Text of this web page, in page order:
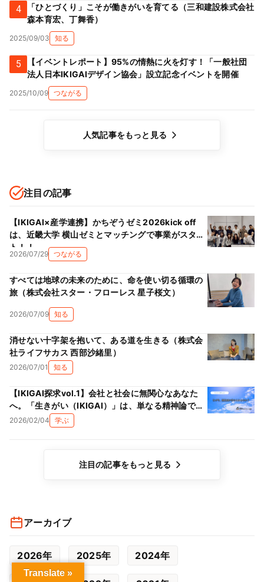
4
「ひとづくり」こそが働きがいを育てる（三和建設株式会社
森本育宏、丁舞香）
2025/09/03 知る
5
【イベントレポート】95%の情熱に火を灯す！「一般社団
法人日本IKIGAIデザイン協会」設立記念イベントを開催
2025/10/09 つながる
人気記事をもっと見る
注目の記事
【IKIGAI×産学連携】かちぞうゼミ2026kick off
は、近畿大学 横山ゼミとマッチングで事業がスター
ト！！
2026/07/29 つながる
すべては地球の未来のために、命を使い切る循環の
旅（株式会社スター・フローレス 星子桜文）
2026/07/09 知る
消せない十字架を抱いて、ある道を生きる（株式会
社ライフサカス 西部沙緒里）
2026/07/01 知る
【IKIGAI探求vol.1】会社と社会に無関心なあなた
へ。「生きがい（IKIGAI）」は、単なる精神論では
ない理由
2026/02/04 学ぶ
注目の記事をもっと見る
アーカイブ
2026年 2025年 2024年
Translate »